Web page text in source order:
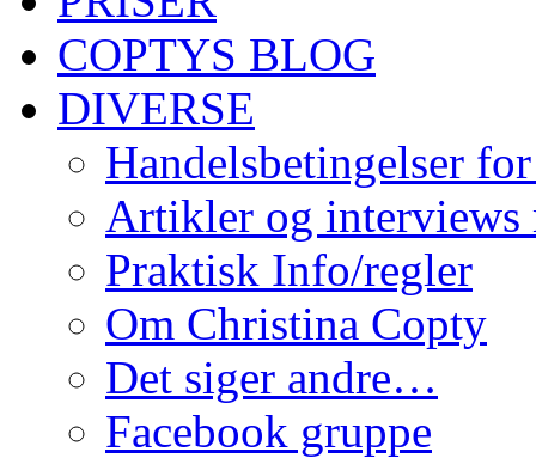
COPTYS BLOG
DIVERSE
Handelsbetingelser
Artikler og interviews
Praktisk Info/regler
Om Christina Copty
Det siger andre…
Facebook gruppe